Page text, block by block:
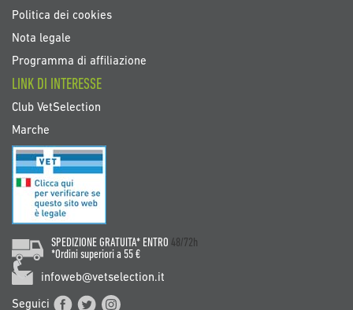
Politica dei cookies
Nota legale
Programma di affiliazione
LINK DI INTERESSE
Club VetSelection
Marche
SPEDIZIONE GRATUITA* ENTRO 48/72h
*Ordini superiori a 55 €
infoweb@vetselection.it
Seguici